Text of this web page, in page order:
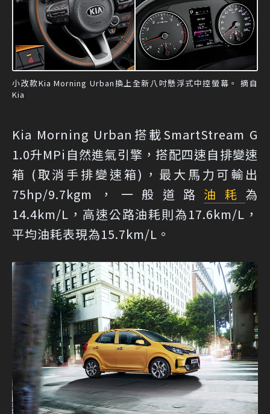
小改款Kia Morning Urban換上全新八吋懸浮式中控螢幕。 摘自
Kia
Kia Morning Urban搭載SmartStream G
1.0升MPi自然進氣引擎，搭配四速自排變速
箱 (取消手排變速箱)，最大馬力可輸出
75hp/9.7kgm，一般道路 油耗 為
14.4km/L，高速公路油耗則為17.6km/L，
平均油耗表現為15.7km/L。